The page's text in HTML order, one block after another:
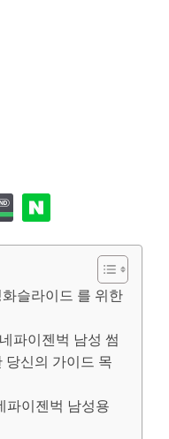
슬라이드 를 위한
파이젠벅 남성 썸
당신의 가이드 목
파이젠벅 남성용